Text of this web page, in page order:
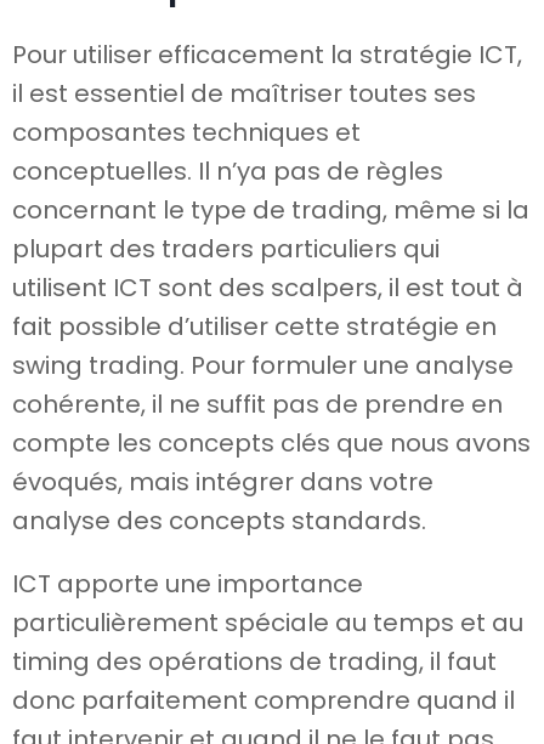
Pour utiliser efficacement la stratégie ICT,
il est essentiel de maîtriser toutes ses
composantes techniques et
conceptuelles. Il n’ya pas de règles
concernant le type de trading, même si la
plupart des traders particuliers qui
utilisent ICT sont des scalpers, il est tout à
fait possible d’utiliser cette stratégie en
swing trading. Pour formuler une analyse
cohérente, il ne suffit pas de prendre en
compte les concepts clés que nous avons
évoqués, mais intégrer dans votre
analyse des concepts standards.
ICT apporte une importance
particulièrement spéciale au temps et au
timing des opérations de trading, il faut
donc parfaitement comprendre quand il